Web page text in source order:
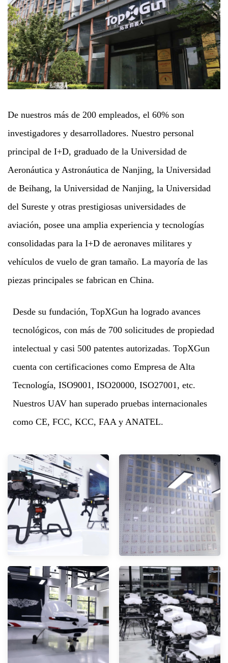
De nuestros más de 200 empleados, el 60% son
investigadores y desarrolladores. Nuestro personal
principal de I+D, graduado de la Universidad de
Aeronáutica y Astronáutica de Nanjing, la Universidad
de Beihang, la Universidad de Nanjing, la Universidad
del Sureste y otras prestigiosas universidades de
aviación, posee una amplia experiencia y tecnologías
consolidadas para la I+D de aeronaves militares y
vehículos de vuelo de gran tamaño. La mayoría de las
piezas principales se fabrican en China.
Desde su fundación, TopXGun ha logrado avances
tecnológicos, con más de 700 solicitudes de propiedad
intelectual y casi 500 patentes autorizadas. TopXGun
cuenta con certificaciones como Empresa de Alta
Tecnología, ISO9001, ISO20000, ISO27001, etc.
Nuestros UAV han superado pruebas internacionales
como CE, FCC, KCC, FAA y ANATEL.